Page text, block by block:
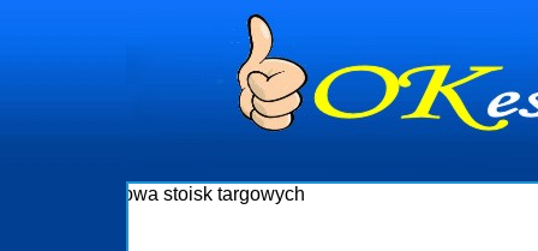
Budowa stoisk targowych